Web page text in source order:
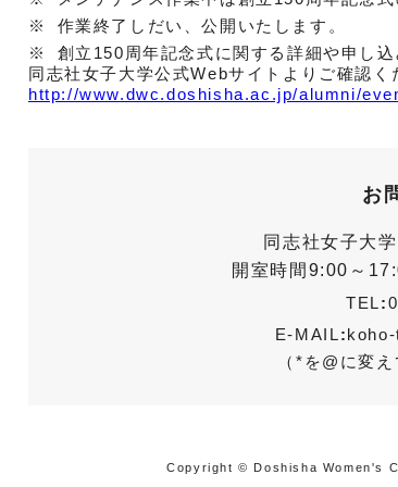
作業終了しだい、公開いたします。
創立150周年記念式に関する詳細や申し込
同志社女子大学公式Webサイトよりご確認く
http://www.dwc.doshisha.ac.jp/alumni/
お
同志社女子大
開室時間9:00～
TEL:
E-MAIL:
（*を@に変
Copyright © Doshisha Women's